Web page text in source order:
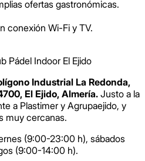
ofertas gastronómicas.
conexión Wi-Fi y TV.
Pádel Indoor El Ejido
Industrial La Redonda,
El Ejido, Almería.Justo a la
a Plastimer y Agrupaejido, y
muy cercanas.
(9:00-23:00 h), sábados
(9:00-14:00 h).